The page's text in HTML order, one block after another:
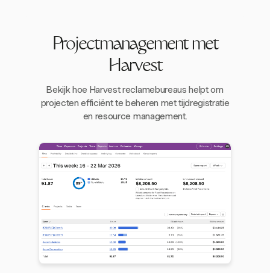
Projectmanagement met
Harvest
Bekijk hoe Harvest reclamebureaus helpt om
projecten efficiënt te beheren met tijdregistratie
en resource management.